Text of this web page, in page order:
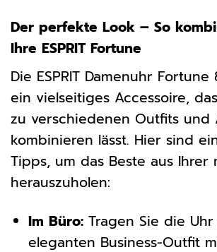
Der perfekte Look – So
Ihre ESPRIT Fortune
Die ESPRIT Damenuhr
ein vielseitiges Accessoire,
zu verschiedenen Outfits und
kombinieren lässt. Hier sind
Tipps, um das Beste aus Ihrer
herauszuholen:
Im Büro:Tragen Sie die
eleganten Business-Outfit